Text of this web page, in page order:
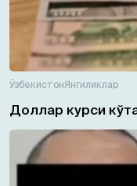
ЎзбекистонЯнгиликлар
Доллар курси